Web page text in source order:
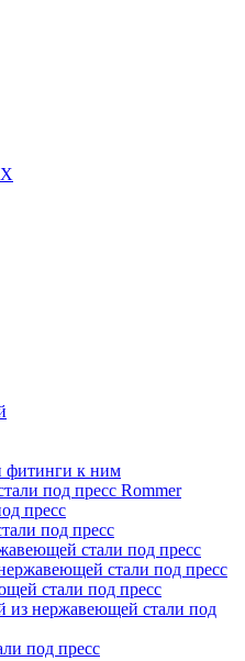
фитинги к ним
под пресс Rommer
пресс
под пресс
стали под пресс
стали под пресс
стали под пресс
из нержавеющей стали под
под пресс